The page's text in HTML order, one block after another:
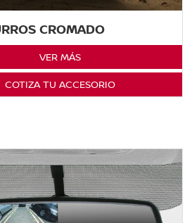
CROMADO
VER MÁS
COTIZA TU ACCESORIO